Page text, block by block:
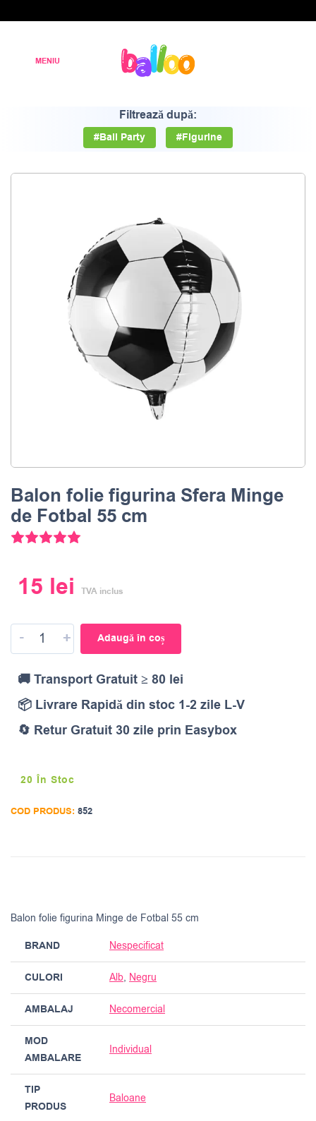
Filtrează după:
#Ball Party #Figurine
Balon folie figurina Sfera Minge
de Fotbal 55 cm
15 lei TVA inclus
- + Adaugă în coș
🚚 Transport Gratuit ≥ 80 lei
📦 Livrare Rapidă din stoc 1-2 zile L-V
🔄 Retur Gratuit 30 zile prin Easybox
20 În Stoc
COD PRODUS: 852
Balon folie figurina Minge de Fotbal 55 cm
BRAND Nespecificat
CULORI Alb, Negru
AMBALAJ Necomercial
MOD
AMBALARE
Individual
TIP
PRODUS
Baloane